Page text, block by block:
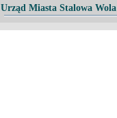
Urząd Miasta Stalowa Wola